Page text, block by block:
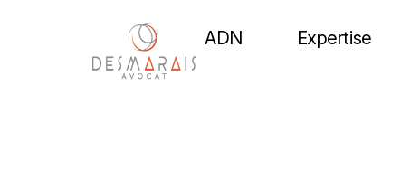
ADN Expertise